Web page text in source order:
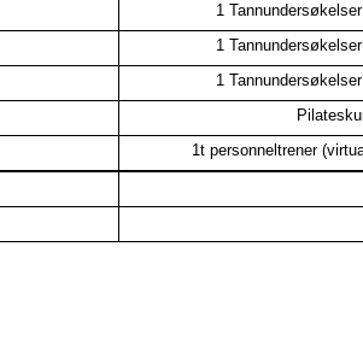
1
1
1
1t personneltrener